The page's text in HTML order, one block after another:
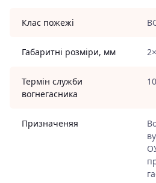
Клас пожежі
Габаритні розміри, мм
Термін служби
вогнегасника
Призначеняя